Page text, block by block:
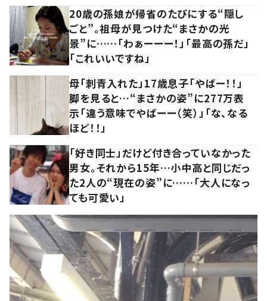
20歳の孫娘が帰省のたびにする“隠し
ごと”。祖母が見つけた“まさかの光
景”に……「わぁーーー！」「最高の孫だ」
「これいいですね」
母「刺青入れた」17歳息子「やばー！！」
脚を見ると…“まさかの姿”に277万表
示「違う意味でやばーー（笑）」「な、なる
ほど！！」
「好き同士」だけど付き合っていなかった
男女。それから15年…小中高と同じだっ
た2人の“現在の姿”に……「大人になっ
ても可愛い」